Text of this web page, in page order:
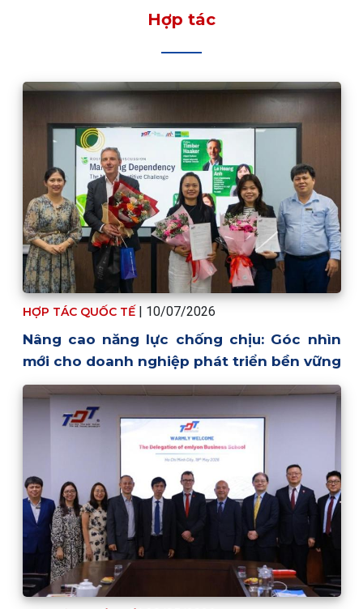
Hợp tác
HỢP TÁC QUỐC TẾ 10/07/2026
Nâng cao năng lực chống chịu: Góc nhìn
mới cho doanh nghiệp phát triển bền vững